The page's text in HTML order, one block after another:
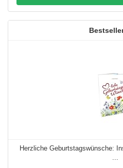
Herzliche Geburtstagswünsche:
...